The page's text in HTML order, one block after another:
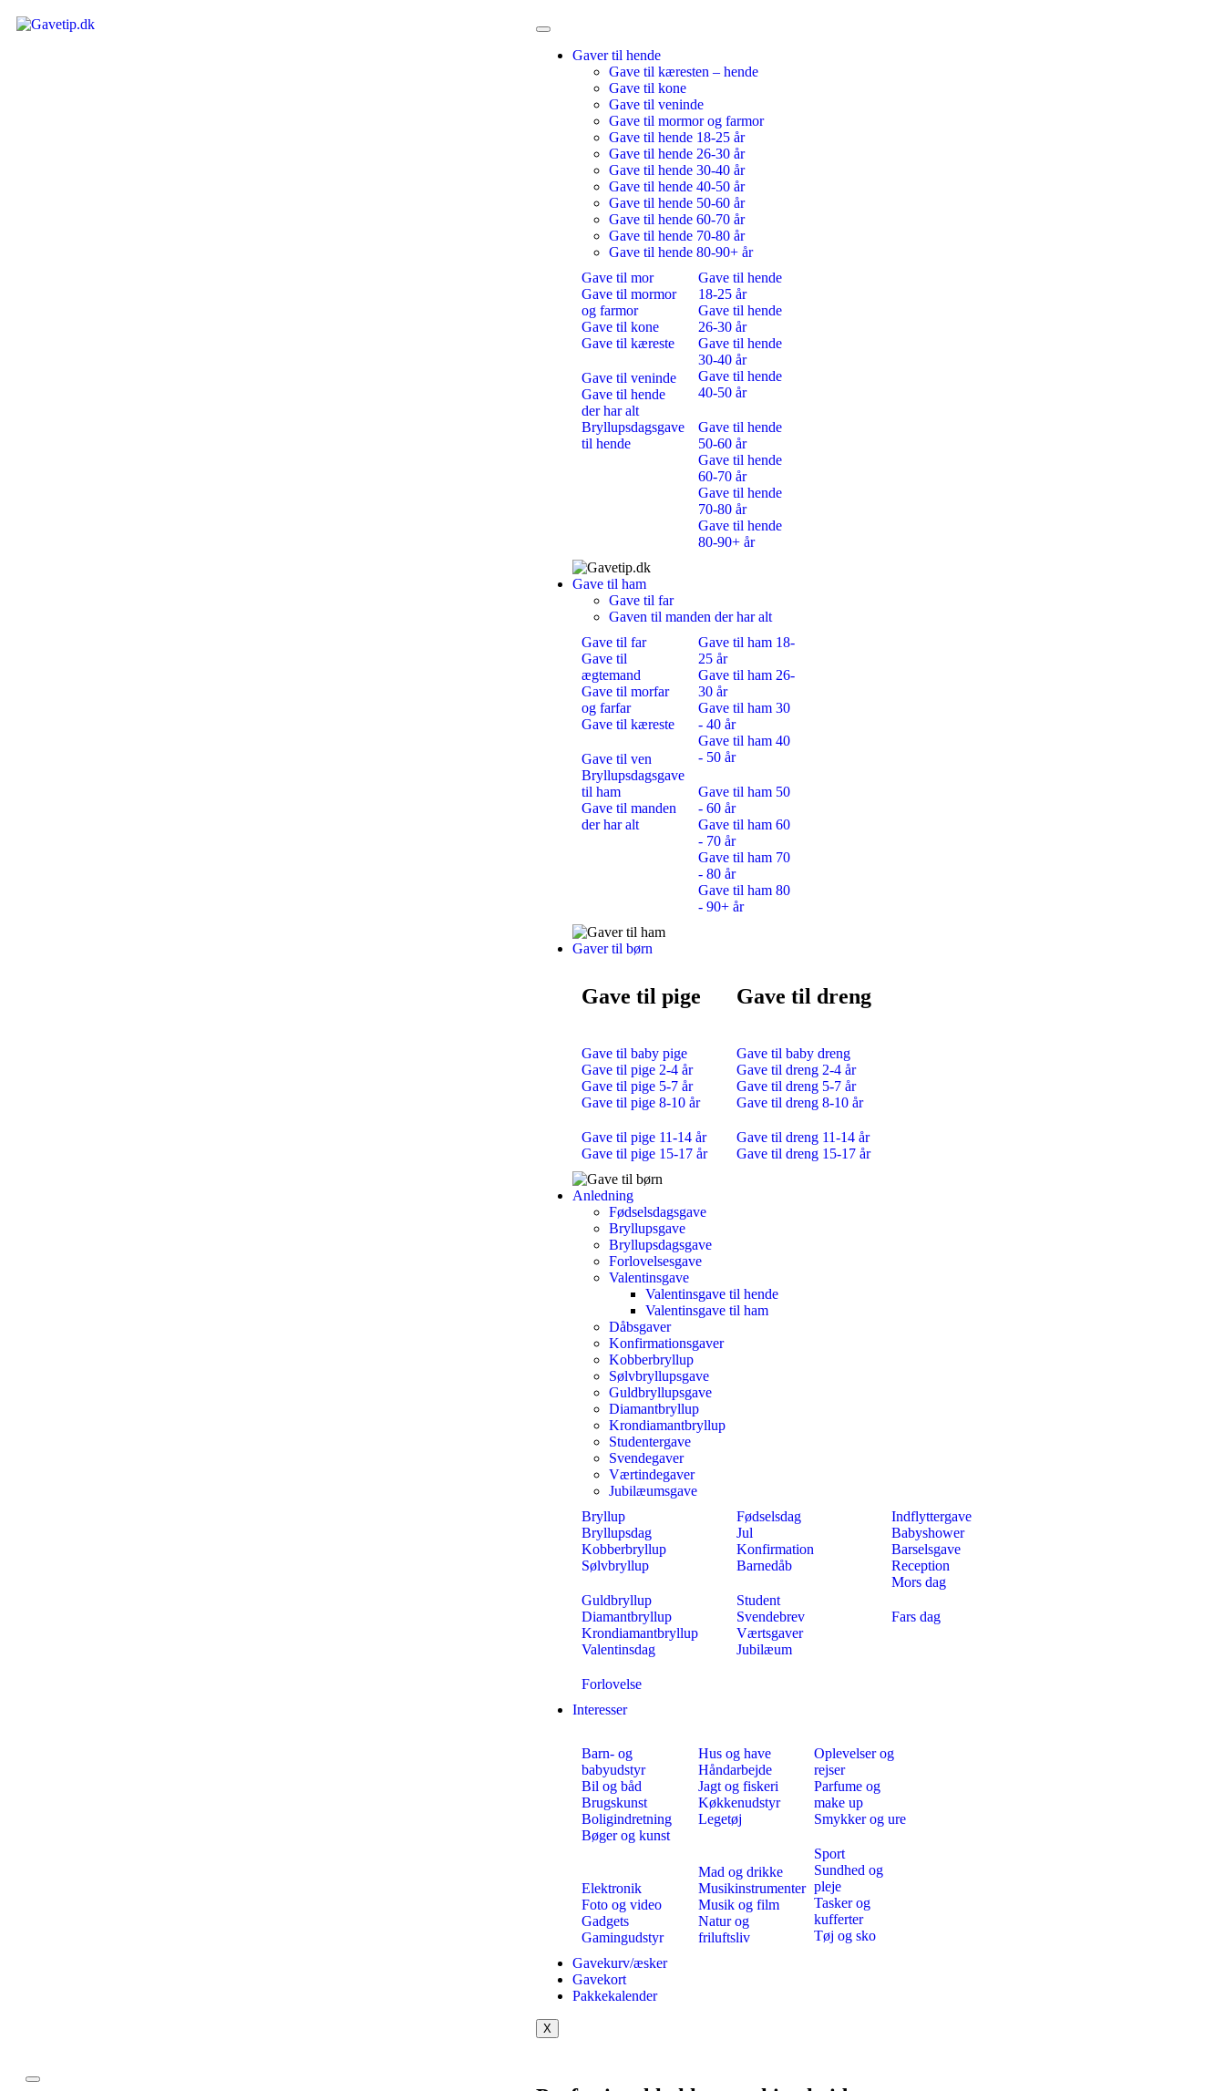
Gaver til hende
Gave til kæresten – hende
Gave til kone
Gave til veninde
Gave til mormor og farmor
Gave til hende 18-25 år
Gave til hende 26-30 år
Gave til hende 30-40 år
Gave til hende 40-50 år
Gave til hende 50-60 år
Gave til hende 60-70 år
Gave til hende 70-80 år
Gave til hende 80-90+ år
Gave til mor
Gave til mormor
og farmor
Gave til kone
Gave til kæreste
Gave til veninde
Gave til hende
der har alt
Bryllupsdagsgave
til hende
Gave til hende
18-25 år
Gave til hende
26-30 år
Gave til hende
30-40 år
Gave til hende
40-50 år
Gave til hende
50-60 år
Gave til hende
60-70 år
Gave til hende
70-80 år
Gave til hende
80-90+ år
Gave til ham
Gave til far
Gaven til manden der har alt
Gave til far
Gave til
ægtemand
Gave til morfar
og farfar
Gave til kæreste
Gave til ven
Bryllupsdagsgave
til ham
Gave til manden
der har alt
Gave til ham 18-
25 år
Gave til ham 26-
30 år
Gave til ham 30
- 40 år
Gave til ham 40
- 50 år
Gave til ham 50
- 60 år
Gave til ham 60
- 70 år
Gave til ham 70
- 80 år
Gave til ham 80
- 90+ år
Gaver til børn
Gave til pige
Gave til baby pige
Gave til pige 2-4 år
Gave til pige 5-7 år
Gave til pige 8-10 år
Gave til pige 11-14 år
Gave til pige 15-17 år
Gave til dreng
Gave til baby dreng
Gave til dreng 2-4 år
Gave til dreng 5-7 år
Gave til dreng 8-10 år
Gave til dreng 11-14 år
Gave til dreng 15-17 år
Anledning
Fødselsdagsgave
Bryllupsgave
Bryllupsdagsgave
Forlovelsesgave
Valentinsgave
Valentinsgave til hende
Valentinsgave til ham
Dåbsgaver
Konfirmationsgaver
Kobberbryllup
Sølvbryllupsgave
Guldbryllupsgave
Diamantbryllup
Krondiamantbryllup
Studentergave
Svendegaver
Værtindegaver
Jubilæumsgave
Bryllup
Bryllupsdag
Kobberbryllup
Sølvbryllup
Guldbryllup
Diamantbryllup
Krondiamantbryllup
Valentinsdag
Forlovelse
Fødselsdag
Jul
Konfirmation
Barnedåb
Student
Svendebrev
Værtsgaver
Jubilæum
Indflyttergave
Babyshower
Barselsgave
Reception
Mors dag
Fars dag
Interesser
Barn- og
babyudstyr
Bil og båd
Brugskunst
Boligindretning
Bøger og kunst
Elektronik
Foto og video
Gadgets
Gamingudstyr
Hus og have
Håndarbejde
Jagt og fiskeri
Køkkenudstyr
Legetøj
Mad og drikke
Musikinstrumenter
Musik og film
Natur og
friluftsliv
Oplevelser og
rejser
Parfume og
make up
Smykker og ure
Sport
Sundhed og
pleje
Tasker og
kufferter
Tøj og sko
Gavekurv/æsker
Gavekort
Pakkekalender
X